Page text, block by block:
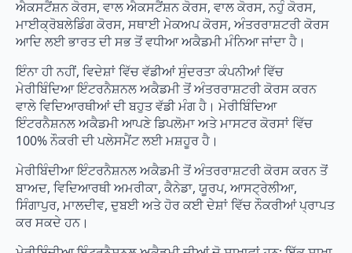
ਐਕਸਟੈਂਸ਼ਨ ਕੋਰਸ, ਵਾਲ ਐਕਸਟੈਂਸ਼ਨ ਕੋਰਸ, ਵਾਲ ਕੋਰਸ, ਨਹੁੰ ਕੋਰਸ,
ਮਾਈਕ੍ਰੋਬਲੇਡਿੰਗ ਕੋਰਸ, ਸਥਾਈ ਮੇਕਅਪ ਕੋਰਸ, ਅੰਤਰਰਾਸ਼ਟਰੀ ਕੋਰਸ
ਆਦਿ ਲਈ ਭਾਰਤ ਦੀ ਸਭ ਤੋਂ ਵਧੀਆ ਅਕੈਡਮੀ ਮੰਨਿਆ ਜਾਂਦਾ ਹੈ।
ਇੰਨਾ ਹੀ ਨਹੀਂ, ਵਿਦੇਸ਼ਾਂ ਵਿੱਚ ਵੱਡੀਆਂ ਸੁੰਦਰਤਾ ਕੰਪਨੀਆਂ ਵਿੱਚ
ਮੇਰੀਬਿੰਦਿਆ ਇੰਟਰਨੈਸ਼ਨਲ ਅਕੈਡਮੀ ਤੋਂ ਅੰਤਰਰਾਸ਼ਟਰੀ ਕੋਰਸ ਕਰਨ
ਵਾਲੇ ਵਿਦਿਆਰਥੀਆਂ ਦੀ ਬਹੁਤ ਵੱਡੀ ਮੰਗ ਹੈ। ਮੇਰੀਬਿੰਦਿਆ
ਇੰਟਰਨੈਸ਼ਨਲ ਅਕੈਡਮੀ ਆਪਣੇ ਡਿਪਲੋਮਾ ਅਤੇ ਮਾਸਟਰ ਕੋਰਸਾਂ ਵਿੱਚ
100% ਨੌਕਰੀ ਦੀ ਪਲੇਸਮੈਂਟ ਲਈ ਮਸ਼ਹੂਰ ਹੈ।
ਮੇਰੀਬਿੰਦੀਆ ਇੰਟਰਨੈਸ਼ਨਲ ਅਕੈਡਮੀ ਤੋਂ ਅੰਤਰਰਾਸ਼ਟਰੀ ਕੋਰਸ ਕਰਨ ਤੋਂ
ਬਾਅਦ, ਵਿਦਿਆਰਥੀ ਅਮਰੀਕਾ, ਕੈਨੇਡਾ, ਯੂਰਪ, ਆਸਟ੍ਰੇਲੀਆ,
ਸਿੰਗਾਪੁਰ, ਮਾਲਦੀਵ, ਦੁਬਈ ਅਤੇ ਹੋਰ ਕਈ ਦੇਸ਼ਾਂ ਵਿੱਚ ਨੌਕਰੀਆਂ ਪ੍ਰਾਪਤ
ਕਰ ਸਕਦੇ ਹਨ।